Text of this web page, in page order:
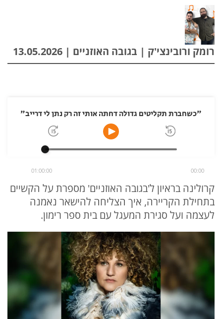
רומק ורובינצי'ק | בגובה האוזניים | 13.05.2026
"כשחברת תקליטים גדולה דחתה אותי זה רק נתן לי דרייב"
00:00
01:00:00
קרולינה בראיון ל'בגובה האוזניים' מספרת על הקשיים
בתחילת הקריירה, איך הצליחה להישאר נאמנה
לעצמה ועל סגירת המעגל עם בית ספר רימון.